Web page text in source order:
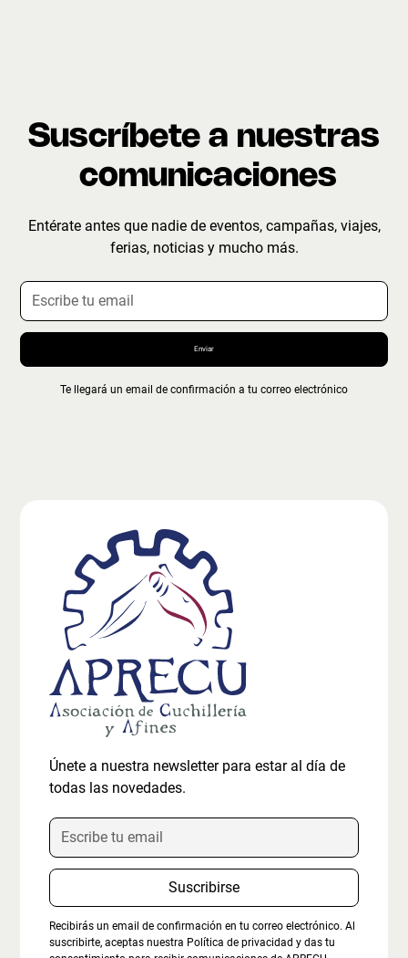
Suscríbete a nuestras
comunicaciones
Entérate antes que nadie de eventos, campañas, viajes,
ferias, noticias y mucho más.
Te llegará un email de confirmación a tu correo electrónico
Únete a nuestra newsletter para estar al día de
todas las novedades.
Recibirás un email de confirmación en tu correo electrónico. Al
suscribirte, aceptas nuestra Política de privacidad y das tu